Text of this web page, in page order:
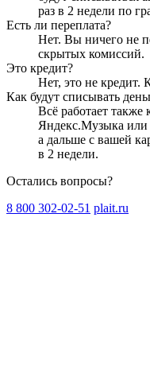
раз в 2 недели по
Есть ли переплата?
Нет. Вы ничего не
скрытых комиссий.
Это кредит?
Нет, это не кредит.
Как будут списывать
Всё работает также
Яндекс.Музыка или
а дальше с вашей
в 2 недели.
Остались вопросы?
8 800 302-02-51 plait.ru